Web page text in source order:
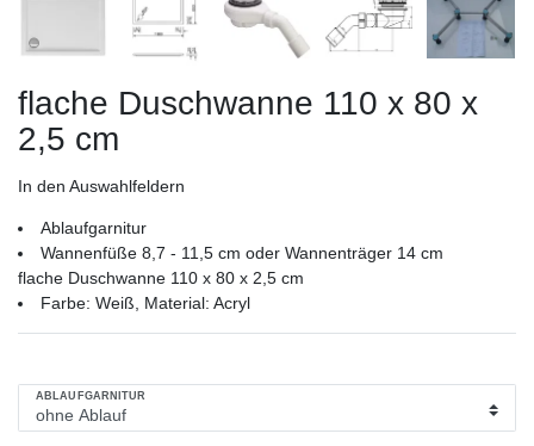
flache Duschwanne 110 x 80 x
2,5 cm
In den Auswahlfeldern
Ablaufgarnitur
Wannenfüße 8,7 - 11,5 cm oder Wannenträger 14 cm
flache Duschwanne 110 x 80 x 2,5 cm
Farbe: Weiß, Material: Acryl
ABLAUFGARNITUR